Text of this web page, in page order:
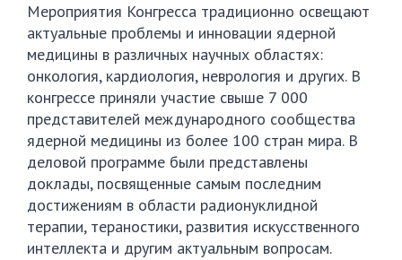
Мероприятия Конгресса традиционно освещают
актуальные проблемы и инновации ядерной
медицины в различных научных областях:
онкология, кардиология, неврология и других. В
конгрессе приняли участие свыше 7 000
представителей международного сообщества
ядерной медицины из более 100 стран мира. В
деловой программе были представлены
доклады, посвященные самым последним
достижениям в области радионуклидной
терапии, тераностики, развития искусственного
интеллекта и другим актуальным вопросам.